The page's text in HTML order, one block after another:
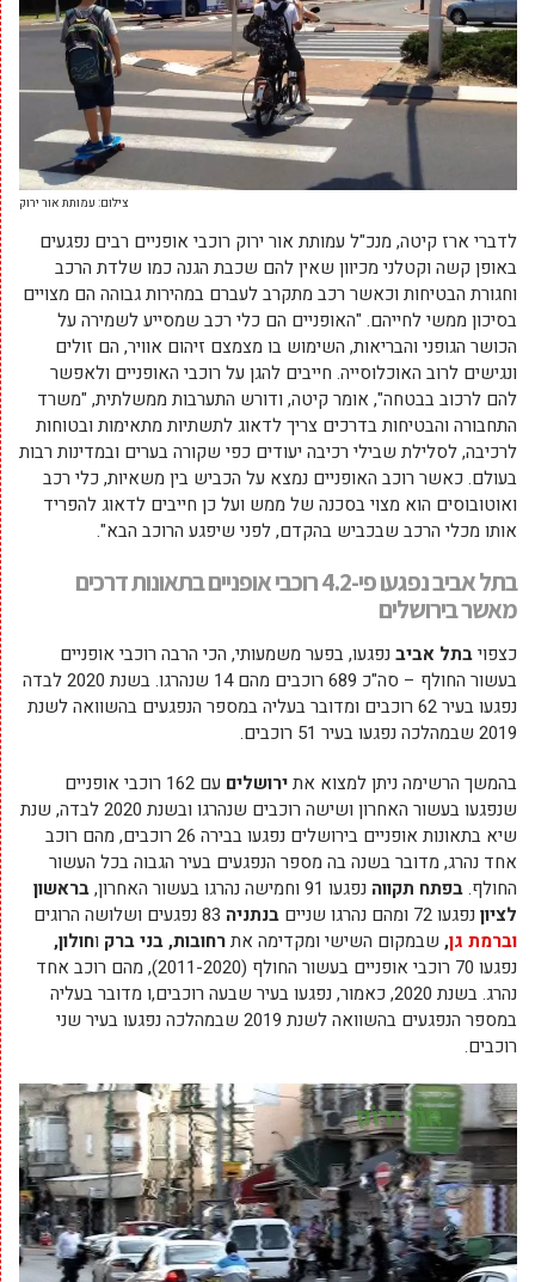
צילום: עמותת אור ירוק
לדברי ארז קיטה, מנכ"ל עמותת אור ירוק רוכבי אופניים רבים נפגעים
באופן קשה וקטלני מכיוון שאין להם שכבת הגנה כמו שלדת הרכב
וחגורת הבטיחות וכאשר רכב מתקרב לעברם במהירות גבוהה הם מצויים
בסיכון ממשי לחייהם. "האופניים הם כלי רכב שמסייע לשמירה על
הכושר הגופני והבריאות, השימוש בו מצמצם זיהום אוויר, הם זולים
ונגישים לרוב האוכלוסייה. חייבים להגן על רוכבי האופניים ולאפשר
להם לרכוב בבטחה", אומר קיטה, ודורש התערבות ממשלתית, "משרד
התחבורה והבטיחות בדרכים צריך לדאוג לתשתיות מתאימות ובטוחות
לרכיבה, לסלילת שבילי רכיבה יעודים כפי שקורה בערים ובמדינות רבות
בעולם. כאשר רוכב האופניים נמצא על הכביש בין משאיות, כלי רכב
ואוטובוסים הוא מצוי בסכנה של ממש ועל כן חייבים לדאוג להפריד
אותו מכלי הרכב שבכביש בהקדם, לפני שיפגע הרוכב הבא".
בתל אביב נפגעו פי-4.2 רוכבי אופניים בתאונות דרכים
מאשר בירושלים
כצפויבתל אביב נפגעו, בפער משמעותי, הכי הרבה רוכבי אופניים
בעשור החולף – סה"כ 689 רוכבים מהם 14 שנהרגו. בשנת 2020 לבדה
נפגעו בעיר 62 רוכבים ומדובר בעליה במספר הנפגעים בהשוואה לשנת
2019 שבמהלכה נפגעו בעיר 51 רוכבים.
בהמשך הרשימה ניתן למצוא אתירושלים
עם 162 רוכבי אופניים
שנפגעו בעשור האחרון ושישה רוכבים שנהרגו ובשנת 2020 לבדה, שנת
שיא בתאונות אופניים בירושלים נפגעו בבירה 26 רוכבים, מהם רוכב
אחד נהרג, מדובר בשנה בה מספר הנפגעים בעיר הגבוה בכל העשור
החולף.בפתח תקווה נפגעו 91 וחמישה נהרגו בעשור האחרון,
בראשון
לציון נפגעו 72 ומהם נהרגו שניים בנתניה
וברמת גן, שבמקום השישי ומקדימה אתרחובות, בני ברק וחולון,
נפגעו 70 רוכבי אופניים בעשור החולף (2011-2020), מהם רוכב אחד
נהרג. בשנת 2020, כאמור, נפגעו בעיר שבעה רוכבים,ו מדובר בעליה
במספר הנפגעים בהשוואה לשנת 2019 שבמהלכה נפגעו בעיר שני
רוכבים.